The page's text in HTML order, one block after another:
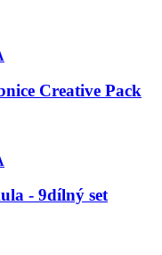
Creative Pack
- 9dílný set